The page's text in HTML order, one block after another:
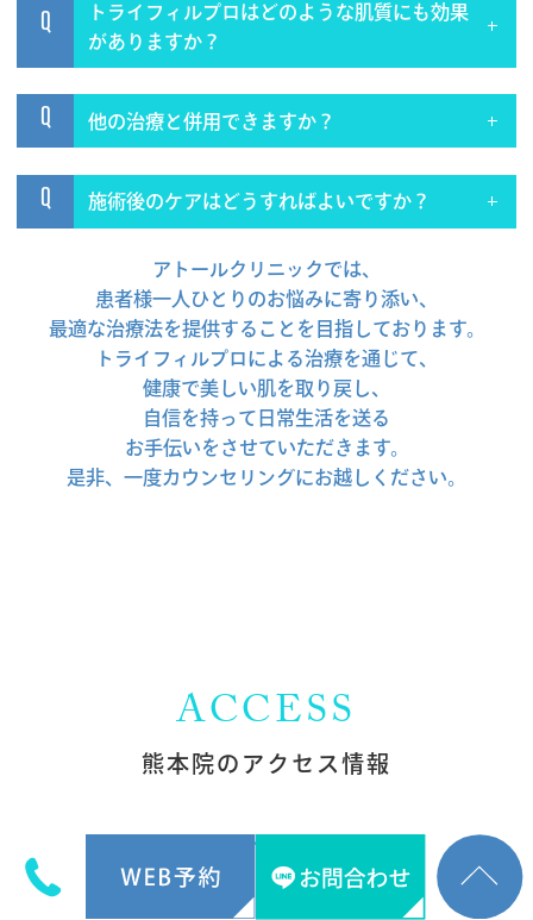
Q
トライフィルプロはどのような肌質にも効果
がありますか？
Q 他の治療と併用できますか？
Q 施術後のケアはどうすればよいですか？
アトールクリニックでは、
患者様一人ひとりのお悩みに寄り添い、
最適な治療法を提供することを目指しております。
トライフィルプロによる治療を通じて、
健康で美しい肌を取り戻し、
自信を持って日常生活を送る
お手伝いをさせていただきます。
是非、一度カウンセリングにお越しください。
ACCESS
熊本院の アクセス情報